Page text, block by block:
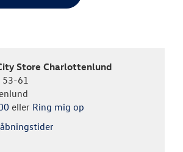
Store Charlottenlund
53-61
eller Ring mig op